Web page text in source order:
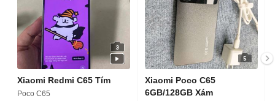
3
Xiaomi Redmi C65 Tím
Poco C65
5
Xiaomi Poco C65
6GB/128GB Xám